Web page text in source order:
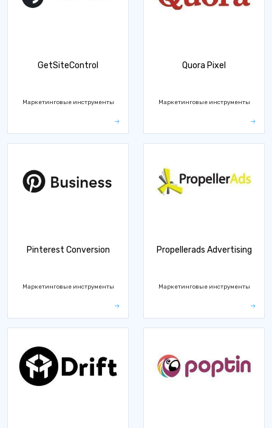
GetSiteControl
Маркетинговые инструменты
Quora Pixel
Маркетинговые инструменты
Pinterest Conversion
Маркетинговые инструменты
Propellerads Advertising
Маркетинговые инструменты